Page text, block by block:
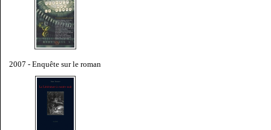
2007 - Enquête sur le roman